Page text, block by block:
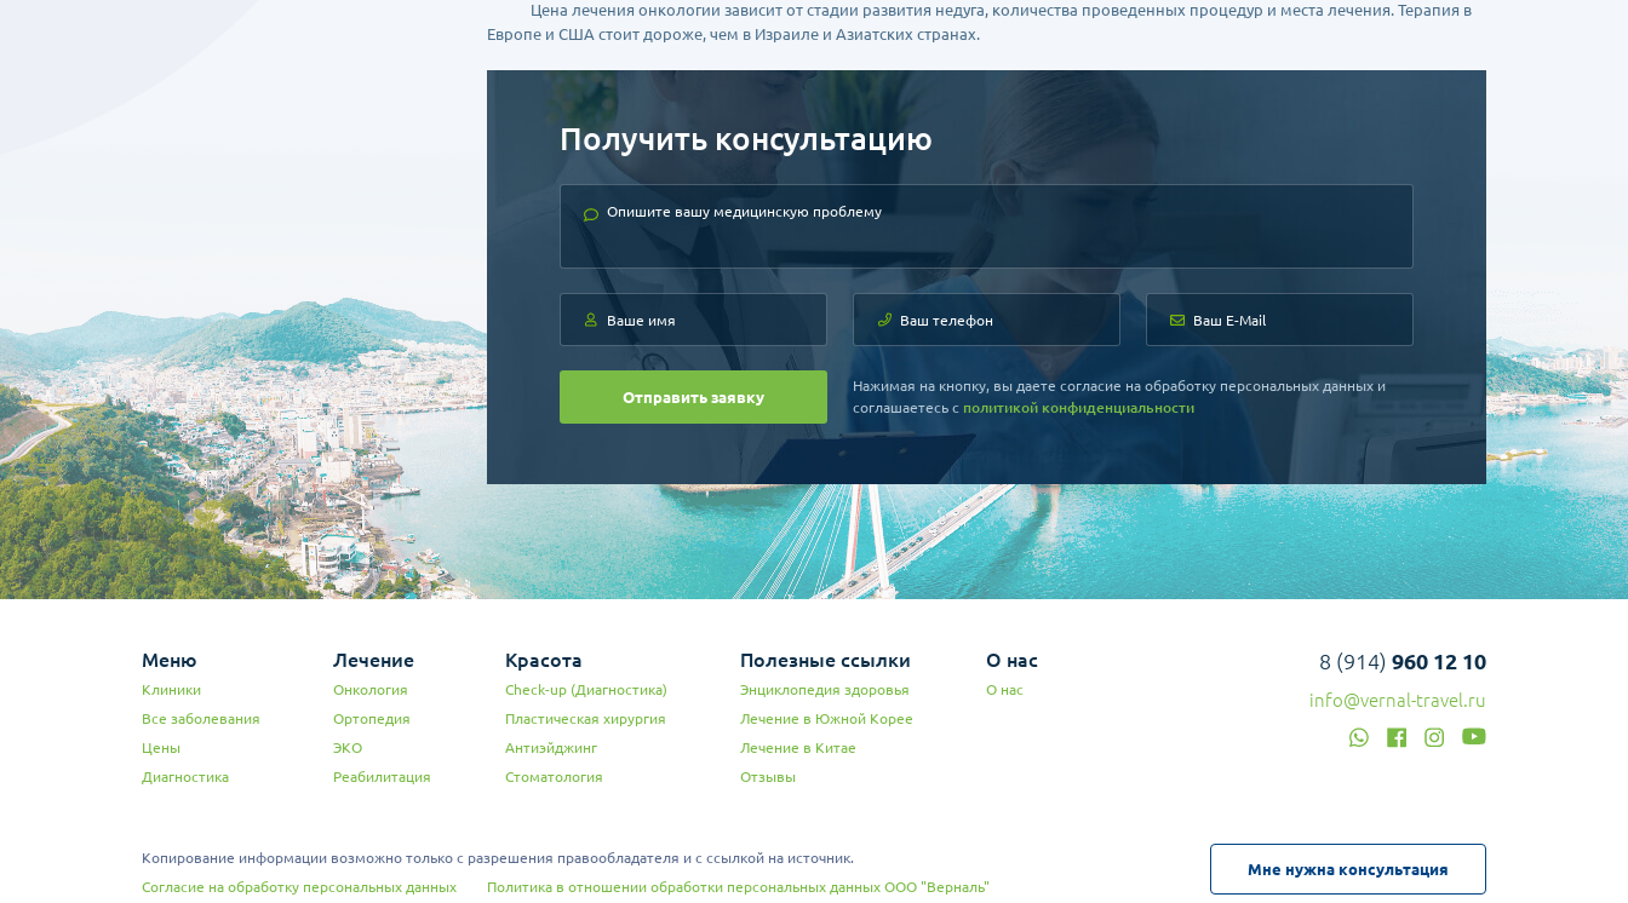
Цена лечения онкологии зависит от стадии развития недуга, количества проведенных процедур и места лечения. Терапия в
Европе и США стоит дороже, чем в Израиле и Азиатских странах.
Получить консультацию
Отправить заявку
Нажимая на кнопку, вы даете согласие на обработку персональных данных и
соглашаетесь c политикой конфиденциальности
Меню
Клиники
Все заболевания
Цены
Диагностика
Лечение
Онкология
Ортопедия
ЭКО
Реабилитация
Красота
Check-up (Диагностика)
Пластическая хирургия
Антиэйджинг
Стоматология
Полезные ссылки
Энциклопедия здоровья
Лечение в Южной Корее
Лечение в Китае
Отзывы
О нас
О нас
8 (914) 960 12 10
info@vernal-travel.ru
Копирование информации возможно только с разрешения правообладателя и с ссылкой на источник.
Согласие на обработку персональных данных
Политика в отношении обработки персональных данных ООО "Верналь"
Мне нужна консультация